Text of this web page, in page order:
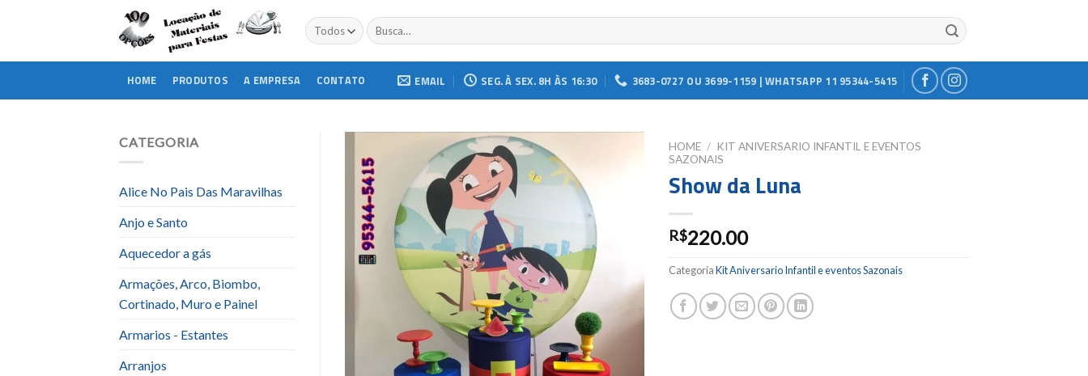
Buscar
por:
HOME PRODUTOS A EMPRESA CONTATO EMAIL SEG. À SEX. 8H ÀS 16:30 3683-0727 OU 3699-1159 | WHATSAPP 11 95344-5415
CATEGORIA
Alice No Pais Das Maravilhas
Anjo e Santo
Aquecedor a gás
Armações, Arco, Biombo,
Cortinado, Muro e Painel
Armarios - Estantes
Arranjos
HOME / KIT ANIVERSARIO INFANTIL E EVENTOS
SAZONAIS
Show da Luna
R$220.00
CategoriaKit Aniversario Infantil e eventos Sazonais